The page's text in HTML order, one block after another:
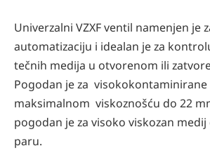
Univerzalni VZXF ventil namenjen je
automatizaciju i idealan je za
tečnih medija u otvorenom ili
Pogodan je za visokokontaminirane
maksimalnom viskoznošću do 22
pogodan je za visoko viskozan medij
paru.